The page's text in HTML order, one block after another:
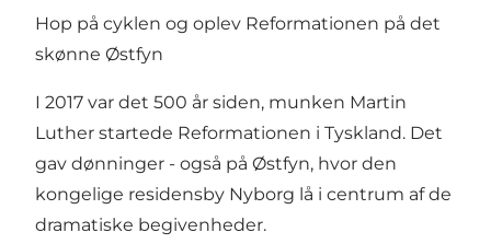
Hop på cyklen og oplev Reformationen på det
skønne Østfyn
I 2017 var det 500 år siden, munken Martin
Luther startede Reformationen i Tyskland. Det
gav dønninger - også på Østfyn, hvor den
kongelige residensby Nyborg lå i centrum af de
dramatiske begivenheder.